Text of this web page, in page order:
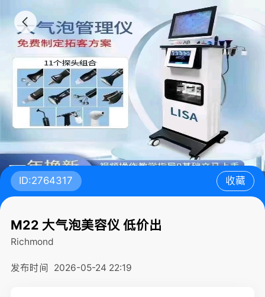
ID:2764317 收藏
M22 大气泡美容仪 低价出
Richmond
发布时间 2026-05-24 22:19